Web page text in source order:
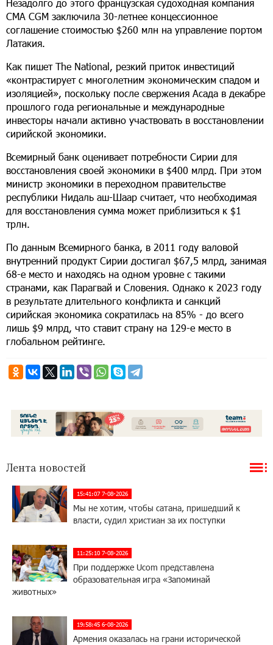
Незадолго до этого французская судоходная компания
CMA CGM заключила 30-летнее концессионное
соглашение стоимостью $260 млн на управление портом
Латакия.
Как пишет The National, резкий приток инвестиций
«контрастирует с многолетним экономическим спадом и
изоляцией», поскольку после свержения Асада в декабре
прошлого года региональные и международные
инвесторы начали активно участвовать в восстановлении
сирийской экономики.
Всемирный банк оценивает потребности Сирии для
восстановления своей экономики в $400 млрд. При этом
министр экономики в переходном правительстве
республики Нидаль аш-Шаар считает, что необходимая
для восстановления сумма может приблизиться к $1
трлн.
По данным Всемирного банка, в 2011 году валовой
внутренний продукт Сирии достигал $67,5 млрд, занимая
68-е место и находясь на одном уровне с такими
странами, как Парагвай и Словения. Однако к 2023 году
в результате длительного конфликта и санкций
сирийская экономика сократилась на 85% - до всего
лишь $9 млрд, что ставит страну на 129-е место в
глобальном рейтинге.
Лента новостей
15:41:07 7-08-2026
Мы не хотим, чтобы сатана, пришедший к
власти, судил христиан за их поступки
11:25:10 7-08-2026
При поддержке Ucom представлена
образовательная игра «Запоминай
животных»
19:58:45 6-08-2026
Армения оказалась на грани исторической